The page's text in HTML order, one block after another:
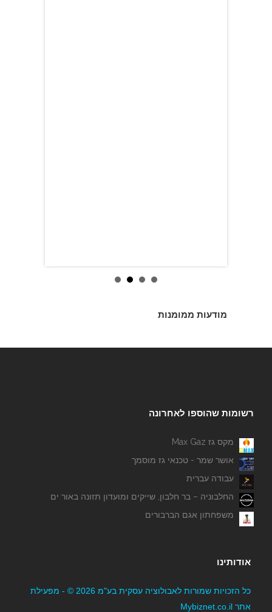
מודעות ממומנות
רשומות שהוספו לאחרונה
מקס גז Max Gaz
אושר שמר - טכנאי גז מוסמך
עבודה עברית
החלבוניה – בר חלבון, שייקים ומועדון תזונה באור ים
משפחתון אגם הברבורים
אודותינו
כל הזכויות שמורות לאבולוציה עסקית בע"מ 2026 © - מפעילת
אתר Mybiznet.co.il